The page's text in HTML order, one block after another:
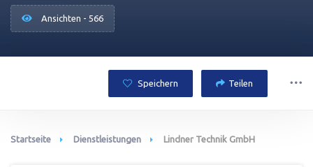
Ansichten - 566
Speichern Teilen
Startseite Dienstleistungen Lindner Technik GmbH